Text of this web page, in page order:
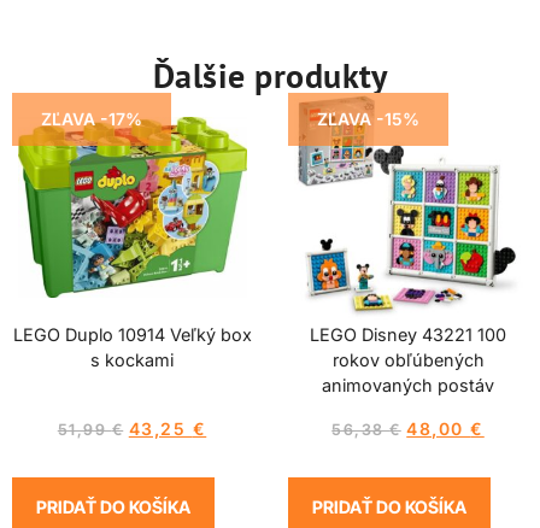
Ďalšie produkty
ZĽAVA -17%
LEGO Duplo 10914 Veľký box
s kockami
51,99€ 43,25 €
PRIDAŤ DO KOŠÍKA
ZĽAVA -15%
LEGO Disney 43221 100
rokov obľúbených
animovaných postáv
56,38€ 48,00€
PRIDAŤ DO KOŠÍKA